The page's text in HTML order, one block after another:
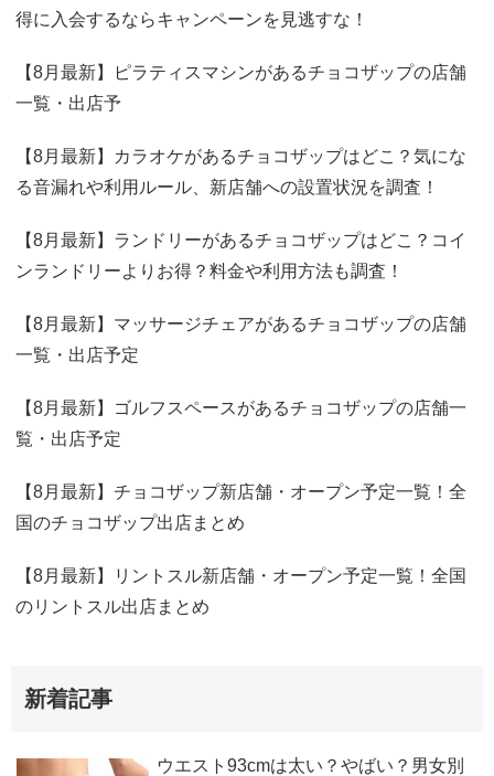
得に入会するならキャンペーンを見逃すな！
【8月最新】ピラティスマシンがあるチョコザップの店舗
一覧・出店予
【8月最新】カラオケがあるチョコザップはどこ？気にな
る音漏れや利用ルール、新店舗への設置状況を調査！
【8月最新】ランドリーがあるチョコザップはどこ？コイ
ンランドリーよりお得？料金や利用方法も調査！
【8月最新】マッサージチェアがあるチョコザップの店舗
一覧・出店予定
【8月最新】ゴルフスペースがあるチョコザップの店舗一
覧・出店予定
【8月最新】チョコザップ新店舗・オープン予定一覧！全
国のチョコザップ出店まとめ
【8月最新】リントスル新店舗・オープン予定一覧！全国
のリントスル出店まとめ
新着記事
ウエスト93cmは太い？やばい？男女別